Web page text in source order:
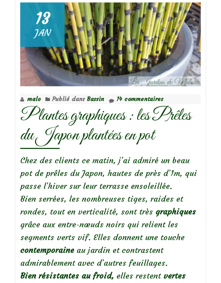
Mes
incontournables
:
Géranium
endressii
13
JAN
malo Publié dans Bassin 14 commentaires
Plantes graphiques : les Prêles
du Japon plantées en pot
Chez des clients ce matin, j’ai admiré un beau
pot de prêles du Japon, hautes de près d’1m, qui
passe l’hiver sur leur terrasse ensoleillée.
Bien serrées, les nombreuses tiges, raides et
rondes, tout en verticalité, sont très graphiques
grâce aux entre-nœuds noirs qui relient les
segments verts vif. Elles donnent une touche
contemporaine au jardin et contrastent
admirablement avec d’autres feuillages.
Bien résistantes au froid, elles restent vertes